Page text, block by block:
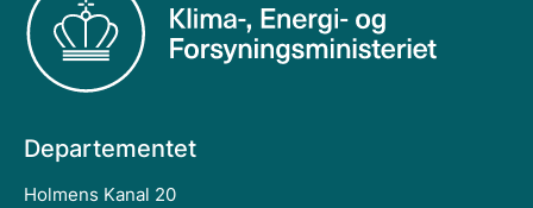
Departementet
Holmens Kanal 20